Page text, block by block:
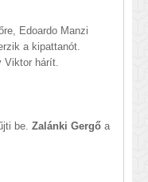
Edoardo Manzi
a kipattanót.
Viktor hárít.
be. Zalánki Gergő a